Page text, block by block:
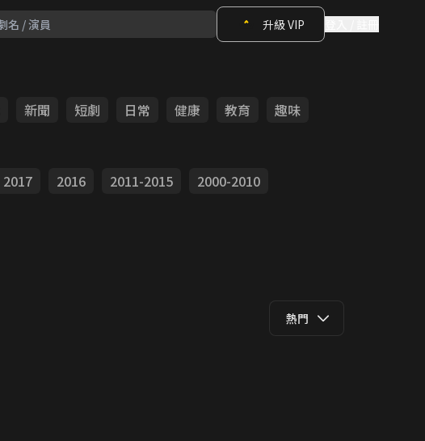
升級 VIP
新聞 短劇 日常 健康 教育
趣味
2017 2016 2011-2015
2000-2010
熱門